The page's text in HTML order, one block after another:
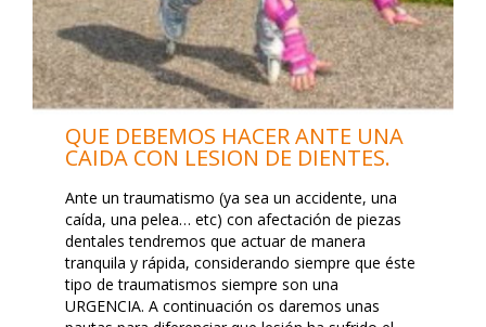
QUE DEBEMOS HACER ANTE UNA
CAIDA CON LESION DE DIENTES.
Ante un traumatismo (ya sea un accidente, una
caída, una pelea… etc) con afectación de piezas
dentales tendremos que actuar de manera
tranquila y rápida, considerando siempre que éste
tipo de traumatismos siempre son una
URGENCIA. A continuación os daremos unas